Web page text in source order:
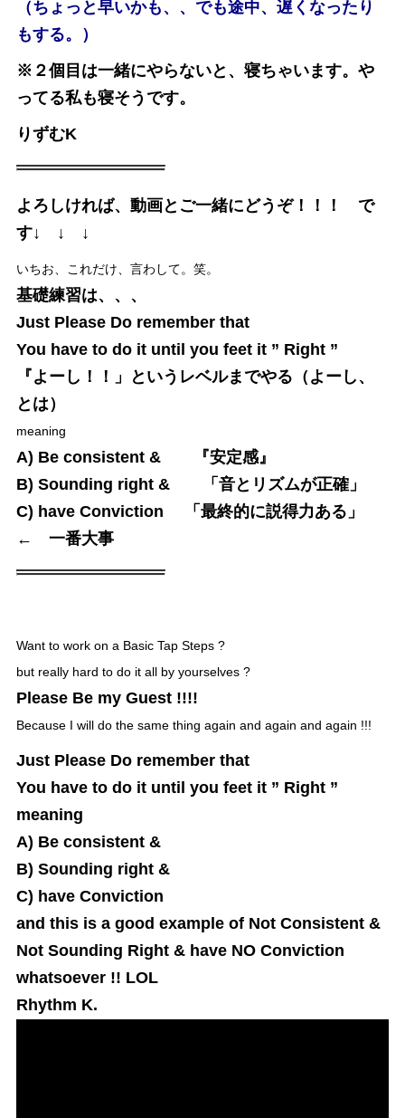
（ちょっと早いかも、、でも途中、遅くなったり
もする。）
※２個目は一緒にやらないと、寝ちゃいます。や
ってる私も寝そうです。
りずむK
よろしければ、動画とご一緒にどうぞ！！！ で
す↓ ↓ ↓
いちお、これだけ、言わして。笑。
基礎練習は、、、
Just Please Do remember that
You have to do it until you feet it ” Right ”
『よーし！！」というレベルまでやる（よーし、
とは）
meaning
A) Be consistent & 『安定感』
B) Sounding right & 「音とリズムが正確」
C) have Conviction 「最終的に説得力ある」
← 一番大事
Want to work on a Basic Tap Steps ?
but really hard to do it all by yourselves ?
Please Be my Guest !!!!
Because I will do the same thing again and again and again !!!
Just Please Do remember that
You have to do it until you feet it ” Right ”
meaning
A) Be consistent &
B) Sounding right &
C) have Conviction
and this is a good example of Not Consistent &
Not Sounding Right & have NO Conviction
whatsoever !! LOL
Rhythm K.